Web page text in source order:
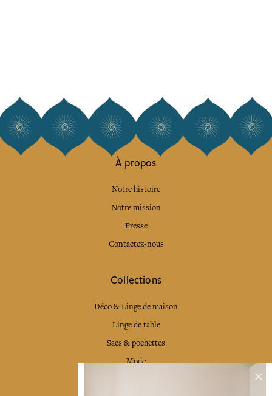
À propos
Notre histoire
Notre mission
Presse
Contactez-nous
Collections
Déco & Linge de maison
Linge de table
Sacs & pochettes
Mode